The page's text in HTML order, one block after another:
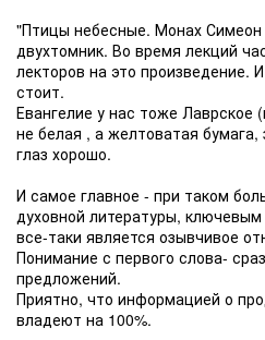
"Птицы небесные. Монах
двухтомник. Во время лекций
лекторов на это произведение.
стоит.
Евангелие у нас тоже Лаврское
не белая , а желтоватая бумага,
глаз хорошо.
И самое главное - при таком
духовной литературы,
все-таки является озывчивое
Понимание с первого слова-
предложений.
Приятно, что информацией о
владеют на 100%.